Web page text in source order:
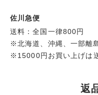
佐川急便
送料：全国一律800円
※北海道、沖縄、一部離
※15000円お買い上げは
返